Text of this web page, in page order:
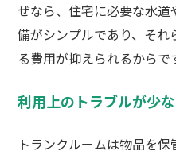
ぜなら、住宅に必要な水
備がシンプルであり、そ
る費用が抑えられるからで
利用上のトラブルが少
トランクルームは物品を